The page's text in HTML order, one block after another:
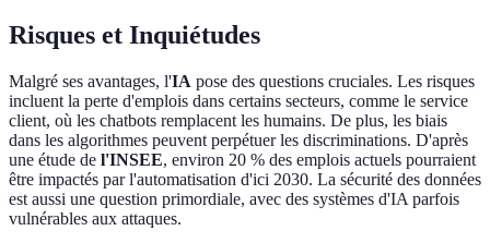
Risques et Inquiétudes
Malgré ses avantages, l'IA pose des questions cruciales. Les risques
incluent la perte d'emplois dans certains secteurs, comme le service
client, où les chatbots remplacent les humains. De plus, les biais
dans les algorithmes peuvent perpétuer les discriminations. D'après
une étude de l'INSEE, environ 20 % des emplois actuels pourraient
être impactés par l'automatisation d'ici 2030. La sécurité des données
est aussi une question primordiale, avec des systèmes d'IA parfois
vulnérables aux attaques.